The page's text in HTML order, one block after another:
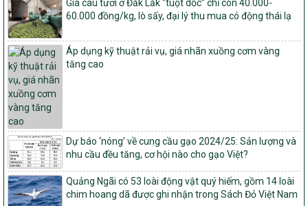
Quyết định ban hành Bộ tiêu chí và quy trình đánh giá, phân hạng
sản phẩm Mỗi xã một sản phẩm
số: 19/2026/QĐ-TTg
Quy định điều kiện, trình tự, thủ tục, hồ sơ xét, công nhận, công bố
và thu hồi quyết định công nhận xã đạt chuẩn nông thôn mới, xã
đạt nông thôn mới hiện đại và tỉnh, thành phố hoàn thành nhiệm
vụ xây dựng nông thôn mới giai đoạn 2026 – 2030
Quyết định số 16/2026/QĐ-TTg
Quy định nguyên tắc, tiêu chí, định mức phân bổ ngân sách trung
ương và tỉ lệ vốn đối ứng ngân sách của địa phương thực hiện
Chương trình mục tiêu quốc gia xây dựng nông thôn mới, giảm
nghèo bền vững và phát triển kinh tế – xã hội vùng đồng bào dân
tộc thiểu số và miền núi giai đoạn 2026 – 2030
1451/QĐ-UBND
Giá cau tươi ở Đắk Lắk “tuột dốc” chỉ còn 40.000-
60.000 đồng/kg, lò sấy, đại lý thu mua có động thái lạ
Áp dụng kỹ thuật rải vụ, giá nhãn xuồng cơm vàng
tăng cao
Dự báo ‘nóng’ về cung cầu gạo 2024/25: Sản lượng và
nhu cầu đều tăng, cơ hội nào cho gạo Việt?
Quảng Ngãi có 53 loài động vật quý hiếm, gồm 14 loài
chim hoang dã được ghi nhận trong Sách Đỏ Việt Nam